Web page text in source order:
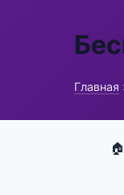
Главная